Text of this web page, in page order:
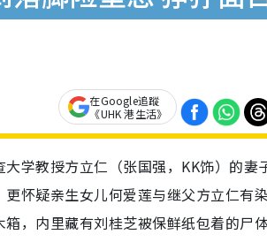
在Google追蹤
《UHK 港生活》
学教授方立仁（张国强，KK饰）的妻
怀疑亲生女儿何爱莲与继父方立仁有染
，内里藏有刘桂芝被保鲜纸包着的尸体